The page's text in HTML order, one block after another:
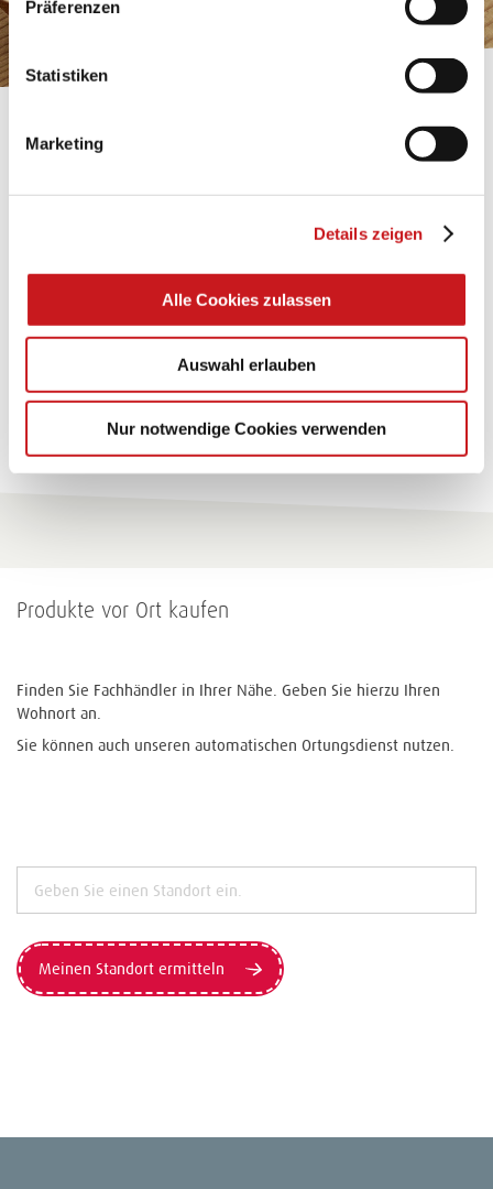
Impressum.
Präferenzen
Statistiken
Marketing
Details zeigen
Alle Cookies zulassen
Auswahl erlauben
Nur notwendige Cookies verwenden
"KINDERWAGEN"
unübertroffen in der Wirkung. Probieren Sie es aus.
Zum Tipp
Zu allen Tipps
Produkte vor Ort kaufen
Finden Sie Fachhändler in Ihrer Nähe. Geben Sie hierzu Ihren
Wohnort an.
Sie können auch unseren automatischen Ortungsdienst nutzen.
Meinen Standort ermitteln